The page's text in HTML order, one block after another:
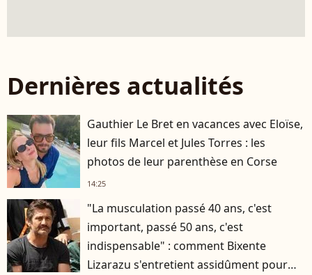
Dernières actualités
Gauthier Le Bret en vacances avec Eloïse,
leur fils Marcel et Jules Torres : les
photos de leur parenthèse en Corse
14:25
"La musculation passé 40 ans, c'est
important, passé 50 ans, c'est
indispensable" : comment Bixente
Lizarazu s'entretient assidûment pour